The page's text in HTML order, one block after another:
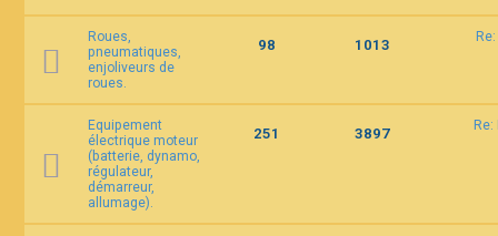
Roues,
pneumatiques,
enjoliveurs de
roues.
98 1013
Equipement
électrique moteur
(batterie, dynamo,
régulateur,
démarreur,
allumage).
251 3897